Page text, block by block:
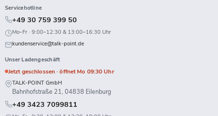
Servicehotline
+49 30 759 399 50
Mo–Fr · 9:00–12:30 & 13:00–16:30 Uhr
kundenservice@talk-point.de
Unser Ladengeschäft
Jetzt geschlossen · öffnet Mo 09:30 Uhr
TALK-POINT GmbH
Bahnhofstraße 21, 04838 Eilenburg
+49 3423 7099811